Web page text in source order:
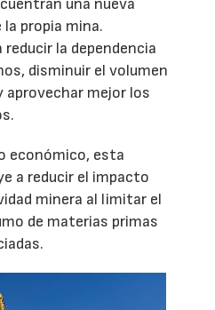
una nueva
propia mina.
la dependencia
disminuir el volumen
aprovechar mejor los
económico, esta
a reducir el impacto
minera al limitar el
de materias primas